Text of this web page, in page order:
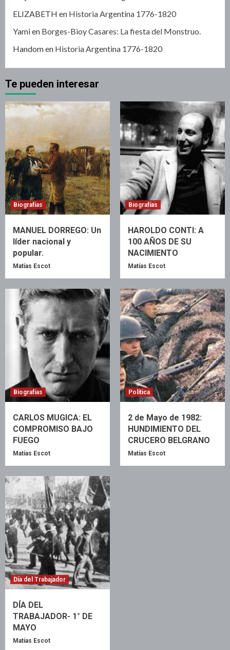
ELIZABETH en Historia Argentina 1776-1820
Yamien Borges-Bioy Casares: La fiesta del Monstruo.
Handomen Historia Argentina 1776-1820
Te pueden interesar
Biografías
MANUEL DORREGO: Un
líder nacional y
popular.
Matías Escot
Biografías
HAROLDO CONTI: A
100 AÑOS DE SU
NACIMIENTO
Matías Escot
Biografías
CARLOS MUGICA: EL
COMPROMISO BAJO
FUEGO
Matías Escot
Política
2 de Mayo de 1982:
HUNDIMIENTO DEL
CRUCERO BELGRANO
Matías Escot
Día del Trabajador
DÍA DEL
TRABAJADOR- 1° DE
MAYO
Matías Escot